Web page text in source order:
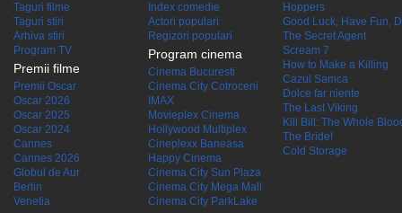
Taguri filme
Taguri stiri
Arhiva stiri
Program TV
Premii filme
Premii Oscar
Oscar 2026
Oscar 2025
Oscar 2024
Cannes
Cannes 2026
Globul de Aur
Berlin
Venetia
Index comedie
Actori populari
Regizori populari
Program cinema
Cinema Bucuresti
Cinema City Cotroceni
IMAX
Movieplex Cinema
Hollywood Multiplex
Cineplexx Baneasa
Happy Cinema
Cinema City Sun Plaza
Cinema City Mega Mall
Cinema City ParkLake
Hoppers
Good Luck, Have Fun,
The Secret Agent
Scream 7
How to Make a Killing
Cazul Samca
Dolce far niente
The Last Viking
Kill Bill: The Whole
The Bride!
Cold Storage